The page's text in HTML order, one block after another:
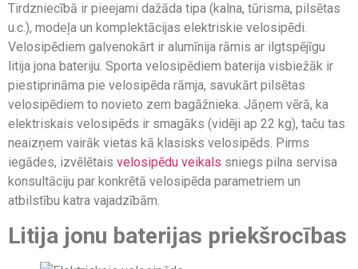
Tirdzniecībā ir pieejami dažāda tipa (kalna, tūrisma, pilsētas
u.c.), modeļa un komplektācijas elektriskie velosipēdi.
Velosipēdiem galvenokārt ir alumīnija rāmis ar ilgtspējīgu
litija jona bateriju. Sporta velosipēdiem baterija visbiežāk ir
piestiprināma pie velosipēda rāmja, savukārt pilsētas
velosipēdiem to novieto zem bagāžnieka. Jāņem vērā, ka
elektriskais velosipēds ir smagāks (vidēji ap 22 kg), taču tas
neaizņem vairāk vietas kā klasisks velosipēds. Pirms
iegādes, izvēlētais velosipēdu veikals sniegs pilna servisa
konsultāciju par konkrētā velosipēda parametriem un
atbilstību katra vajadzībām.
Litija jonu baterijas priekšrocības